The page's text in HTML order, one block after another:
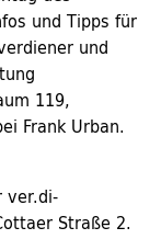
und Tipps für
und
119,
Frank Urban.
ver.di-
Straße 2.